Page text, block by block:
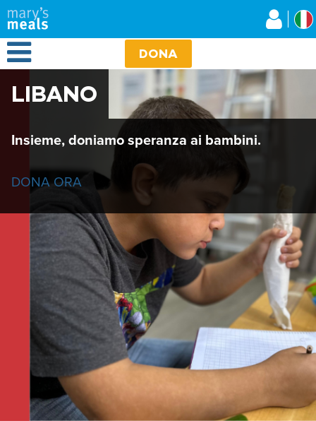
Salta
al
contenuto
principale
Open Menu DONA
LIBANO
Insieme, doniamo speranza ai bambini.
DONA ORA